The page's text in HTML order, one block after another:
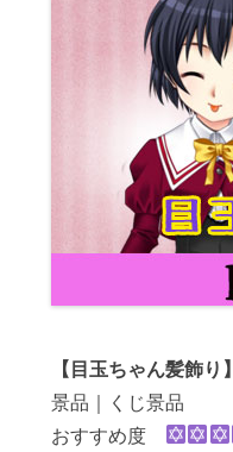
【目玉ちゃん髪飾り】
景品｜くじ景品
おすすめ度